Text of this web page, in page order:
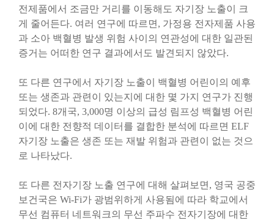
전제품에서 조금만 거리를 이동해도 자기장 노출이 크
게 줄어든다. 여러 연구에 따르면, 가정용 전자제품 사용
과 소아 백혈병 발생 위험 사이의 연관성에 대한 일관된
증거는 어떠한 연구 결과에서도 발견되지 않았다.
또 다른 연구에서 자기장 노출이 백혈병 어린이의 예후
또는 생존과 관련이 있는지에 대한 몇 가지 연구가 진행
되었다. 8개국, 3,000명 이상의 급성 림프성 백혈병 어린
이에 대한 전향적 데이터를 결합한 분석에 따르면 ELF
자기장 노출은 생존 또는 재발 위험과 관련이 없는 것으
로 나타났다.
또 다른 전자기장 노출 연구에 대해 살펴보면, 영국 공중
보건국은 Wi-Fi가 광범위하게 사용됨에 따라 학교에서
무선 컴퓨터 네트워크의 무선 주파수 전자기장에 대한